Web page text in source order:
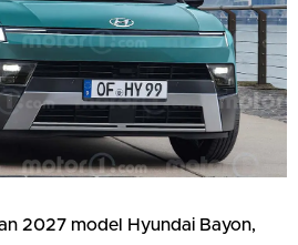
2027 model Hyundai Bayon,